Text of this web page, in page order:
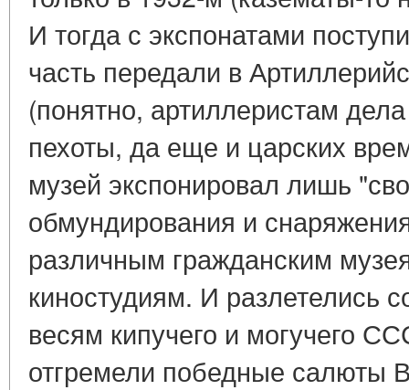
И тогда с экспонатами
часть передали в
(понятно, артиллеристам
пехоты, да еще и царских
музей экспонировал лишь
обмундирования и
различным гражданским
киностудиям. И разлетелись
весям кипучего и могучего
отгремели победные салюты